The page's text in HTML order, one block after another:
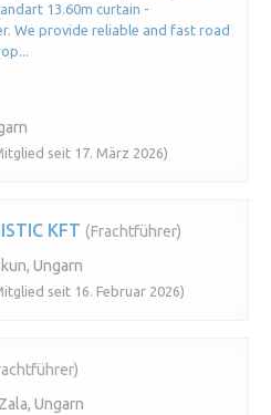
13.60m curtain -
We provide reliable and fast road
seit 17. März 2026)
KFT (Frachtführer)
Ungarn
seit 16. Februar 2026)
Ungarn